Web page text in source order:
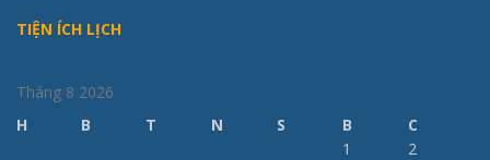
TIỆN ÍCH LỊCH
Tháng 8 2026
H
B T N S B
C
1
2